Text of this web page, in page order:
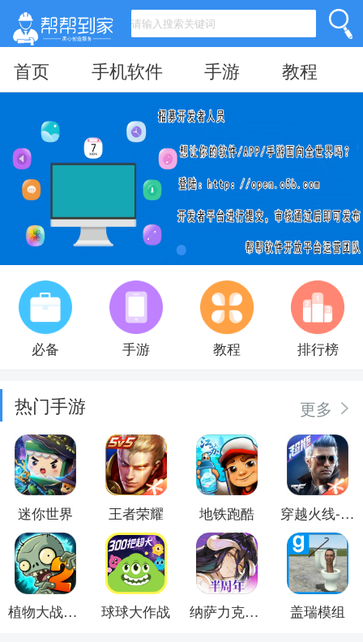
首页 手机软件 手游 教程
必备 手游 教程 排行榜
热门手游 更多
迷你世界 王者荣耀 地铁跑酷 穿越火线-枪战王者
植物大战僵尸2 球球大作战 纳萨力克之王 盖瑞模组